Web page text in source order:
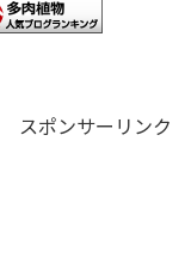
スポンサーリンク